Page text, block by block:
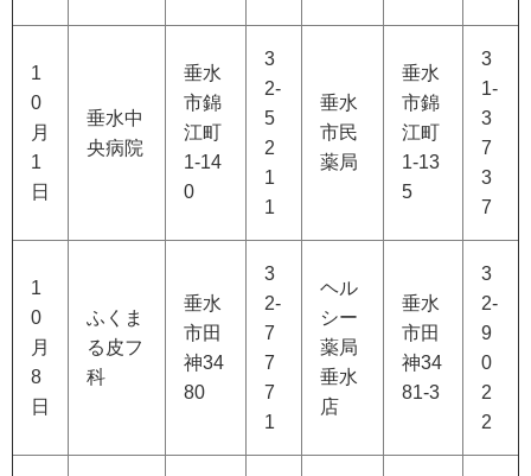
1
0
月
1
日
垂水中
央病院
垂水
市錦
江町
1-14
0
3
2-
5
2
1
1
垂水
市民
薬局
垂水
市錦
江町
1-13
5
3
1-
3
7
3
7
1
0
月
8
日
ふくま
る皮フ
科
垂水
市田
神34
80
3
2-
7
7
7
1
ヘル
シー
薬局
垂水
店
垂水
市田
神34
81-3
3
2-
9
0
2
2